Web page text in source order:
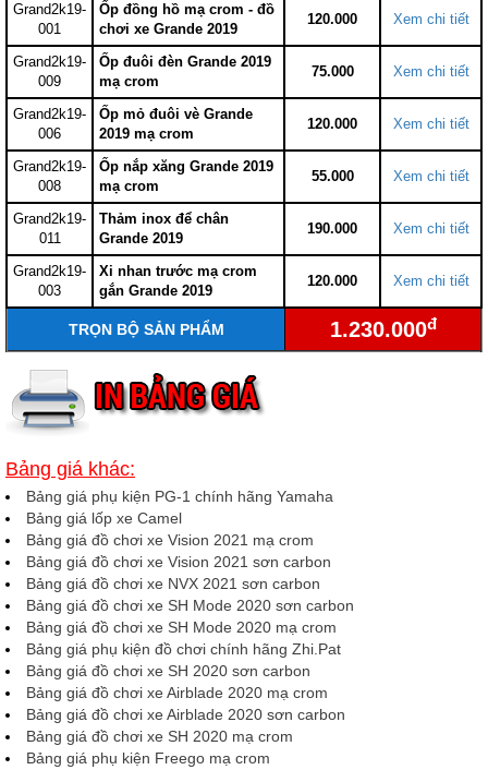
Grand2k19-
001
Ốp đồng hồ mạ crom - đồ
chơi xe Grande 2019
120.000 Xem chi tiết
Grand2k19-
009
Ốp đuôi đèn Grande 2019
mạ crom
75.000 Xem chi tiết
Grand2k19-
006
Ốp mỏ đuôi vè Grande
2019 mạ crom
120.000 Xem chi tiết
Grand2k19-
008
Ốp nắp xăng Grande 2019
mạ crom
55.000 Xem chi tiết
Grand2k19-
011
Thảm inox để chân
Grande 2019
190.000 Xem chi tiết
Grand2k19-
003
Xi nhan trước mạ crom
gắn Grande 2019
120.000 Xem chi tiết
TRỌN BỘ SẢN PHẨM 1.230.000đ
Bảng giá khác:
Bảng giá phụ kiện PG-1 chính hãng Yamaha
Bảng giá lốp xe Camel
Bảng giá đồ chơi xe Vision 2021 mạ crom
Bảng giá đồ chơi xe Vision 2021 sơn carbon
Bảng giá đồ chơi xe NVX 2021 sơn carbon
Bảng giá đồ chơi xe SH Mode 2020 sơn carbon
Bảng giá đồ chơi xe SH Mode 2020 mạ crom
Bảng giá phụ kiện đồ chơi chính hãng Zhi.Pat
Bảng giá đồ chơi xe SH 2020 sơn carbon
Bảng giá đồ chơi xe Airblade 2020 mạ crom
Bảng giá đồ chơi xe Airblade 2020 sơn carbon
Bảng giá đồ chơi xe SH 2020 mạ crom
Bảng giá phụ kiện Freego mạ crom